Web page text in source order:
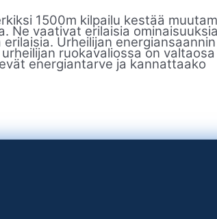
1500m kilpailu kestää
Ne vaativat erilaisia ominaisuuksia
Urheilijan
ruokavaliossa on valtaosa
energiantarve ja kannattaako